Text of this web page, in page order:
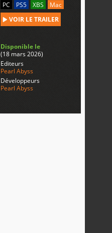
PC PS5 XBS
Mac
VOIR LE TRAILER
Disponible le
(18 mars 2026)
Editeurs
Pearl Abyss
Développeurs
Pearl Abyss